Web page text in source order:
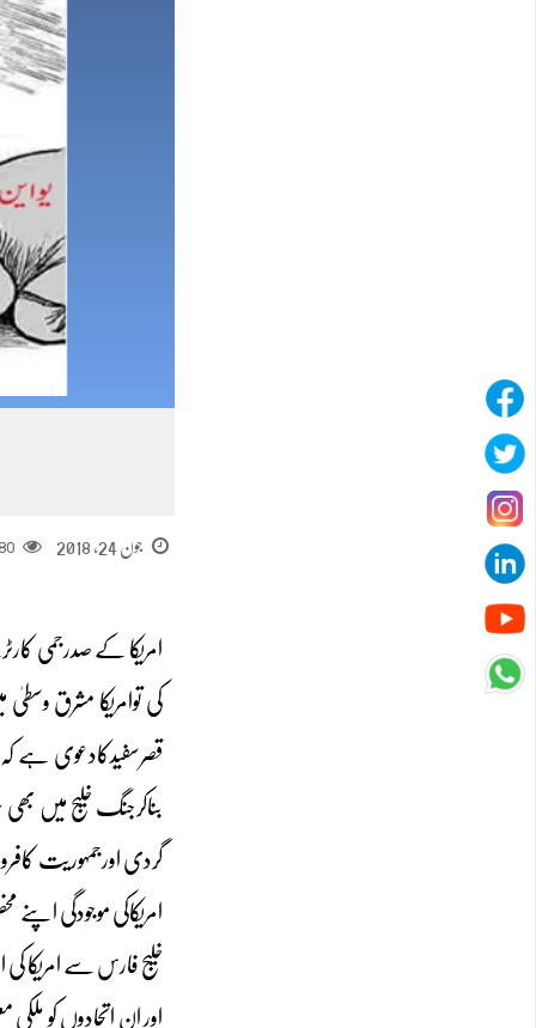
جون 24, 2018
کی توامریکا مشرق
قصرسفیدکادعوی ہے کہ
بناکرجنگ خلیج میں
گردی اورجمہوریت
امریکاکی موجودگی
خلیج فارس سے امریکا
اور ان اتحادوں کو